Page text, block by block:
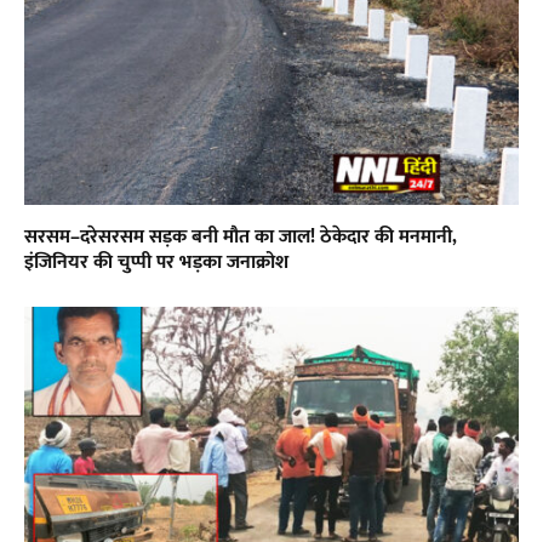
सरसम–दरेसरसम सड़क बनी मौत का जाल! ठेकेदार की मनमानी,
इंजिनियर की चुप्पी पर भड़का जनाक्रोश